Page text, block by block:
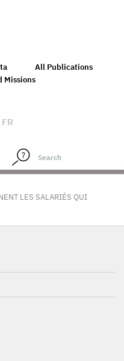
All Publications
Missions
FR
LES SALARIÉS QUI